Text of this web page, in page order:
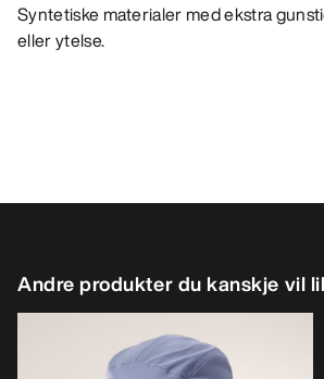
Syntetiske materialer med ekstra
eller ytelse.
Andre produkter du kanskje vil